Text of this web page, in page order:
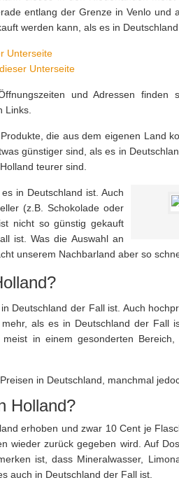
entlang der Grenze in Venlo und
werden kann, als es in
Unterseite
Unterseite
und Adressen
Links.
die aus dem eigenen Land
günstiger sind, als es in
teurer sind.
in Deutschland ist. Auch
(z.B. Schokolade oder
nicht so günstig gekauft
ist. Was die Auswahl an
unserem Nachbarland aber so
Deutschland der Fall ist. Auch
als es in Deutschland der Fall
in einem gesonderten
in Deutschland, manchmal
Holland?
erhoben und zwar 10 Cent je
wieder zurück gegeben wird. Auf
ist, dass Mineralwasser,
auch in Deutschland der Fall ist.